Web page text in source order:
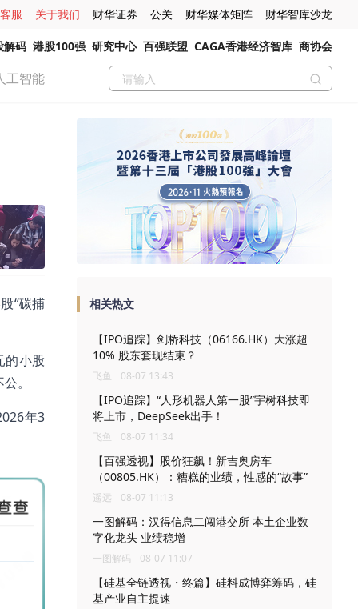
服 关于我们 财华证券 公关 财华媒体矩阵 财华智库沙龙
解码 港股100强 研究中心 百强联盟 CAGA香港经济智库 商协会
工智能
“碳捕
的小股
。
年3
相关热文
【IPO追踪】剑桥科技（06166.HK）大涨超
10% 股东套现结束？
飞鱼 08-07 13:43
【IPO追踪】“人形机器人第一股”宇树科技即
将上市，DeepSeek出手！
飞鱼 08-07 11:34
【百强透视】股价狂飙！新吉奥房车
（00805.HK）：糟糕的业绩，性感的“故事”
遥远 08-07 11:13
一图解码：汉得信息二闯港交所 本土企业数
字化龙头 业绩稳增
一图解码 08-07 11:07
【硅基全链透视・终篇】硅料成博弈筹码，硅
基产业自主提速